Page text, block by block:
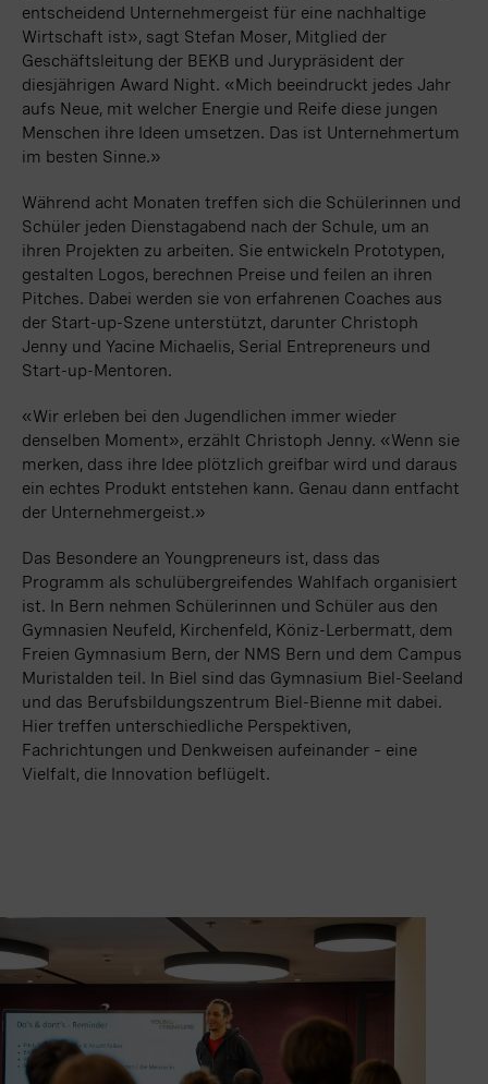
entscheidend Unternehmergeist für eine nachhaltige
Wirtschaft ist», sagt Stefan Moser, Mitglied der
Geschäftsleitung der BEKB und Jurypräsident der
diesjährigen Award Night. „Mich beeindruckt jedes Jahr
aufs Neue, mit welcher Energie und Reife diese jungen
Menschen ihre Ideen umsetzen. Das ist Unternehmertum
im besten Sinne.“
Während acht Monaten treffen sich die Schülerinnen und
Schüler jeden Dienstagabend nach der Schule, um an
ihren Projekten zu arbeiten. Sie entwickeln Prototypen,
gestalten Logos, berechnen Preise und feilen an ihren
Pitches. Dabei werden sie von erfahrenen Coaches aus
der Start-up-Szene unterstützt, darunter Christoph
Jenny und Yacine Michaelis, Serial Entrepreneurs und
Start-up-Mentoren.
«Wir erleben bei den Jugendlichen immer wieder
denselben Moment», erzählt Christoph Jenny. „Wenn sie
merken, dass ihre Idee plötzlich greifbar wird und daraus
ein echtes Produkt entstehen kann. Genau dann entfacht
der Unternehmergeist.“
Das Besondere an Youngpreneurs ist, dass das
Programm als schulübergreifendes Wahlfach organisiert
ist. In Bern nehmen Schülerinnen und Schüler aus den
Gymnasien Neufeld, Kirchenfeld, Köniz-Lerbermatt, dem
Freien Gymnasium Bern, der NMS Bern und dem Campus
Muristalden teil. In Biel sind das Gymnasium Biel-Seeland
und das Berufsbildungszentrum Biel-Bienne mit dabei.
Hier treffen unterschiedliche Perspektiven,
Fachrichtungen und Denkweisen aufeinander – eine
Vielfalt, die Innovation beflügelt.